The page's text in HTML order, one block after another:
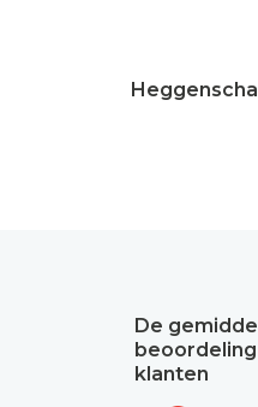
De
klanten